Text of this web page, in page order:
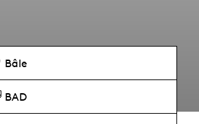
Bâle
BAD